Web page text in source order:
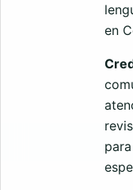
en